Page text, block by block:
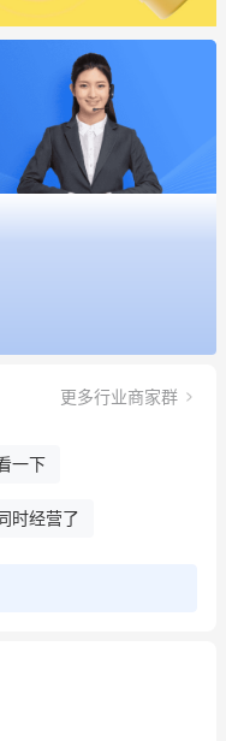
更多行业商家群
一下
一下
时经营了